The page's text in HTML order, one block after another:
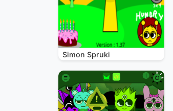
Simon Spruki